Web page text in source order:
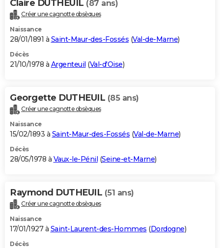
Claire DUTHEUIL (87 ans)
Créer une cagnotte obsèques
Naissance
28/01/1891 à Saint-Maur-des-Fossés (Val-de-Marne)
Décès
21/10/1978 à Argenteuil (Val-d'Oise)
Georgette DUTHEUIL (85 ans)
Créer une cagnotte obsèques
Naissance
15/02/1893 à Saint-Maur-des-Fossés (Val-de-Marne)
Décès
28/05/1978 à Vaux-le-Pénil (Seine-et-Marne)
Raymond DUTHEUIL (51 ans)
Créer une cagnotte obsèques
Naissance
17/01/1927 à Saint-Laurent-des-Hommes (Dordogne)
Décès